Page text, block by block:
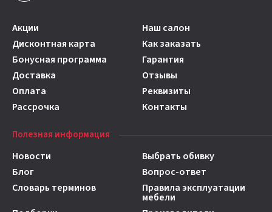
Акции
Наш салон
Дисконтная карта
Как заказать
Бонусная программа
Гарантия
Доставка
Отзывы
Оплата
Реквизиты
Рассрочка
Контакты
Полезная информация
Новости
Выбрать обивку
Блог
Вопрос-ответ
Словарь терминов
Правила эксплуатации
мебели